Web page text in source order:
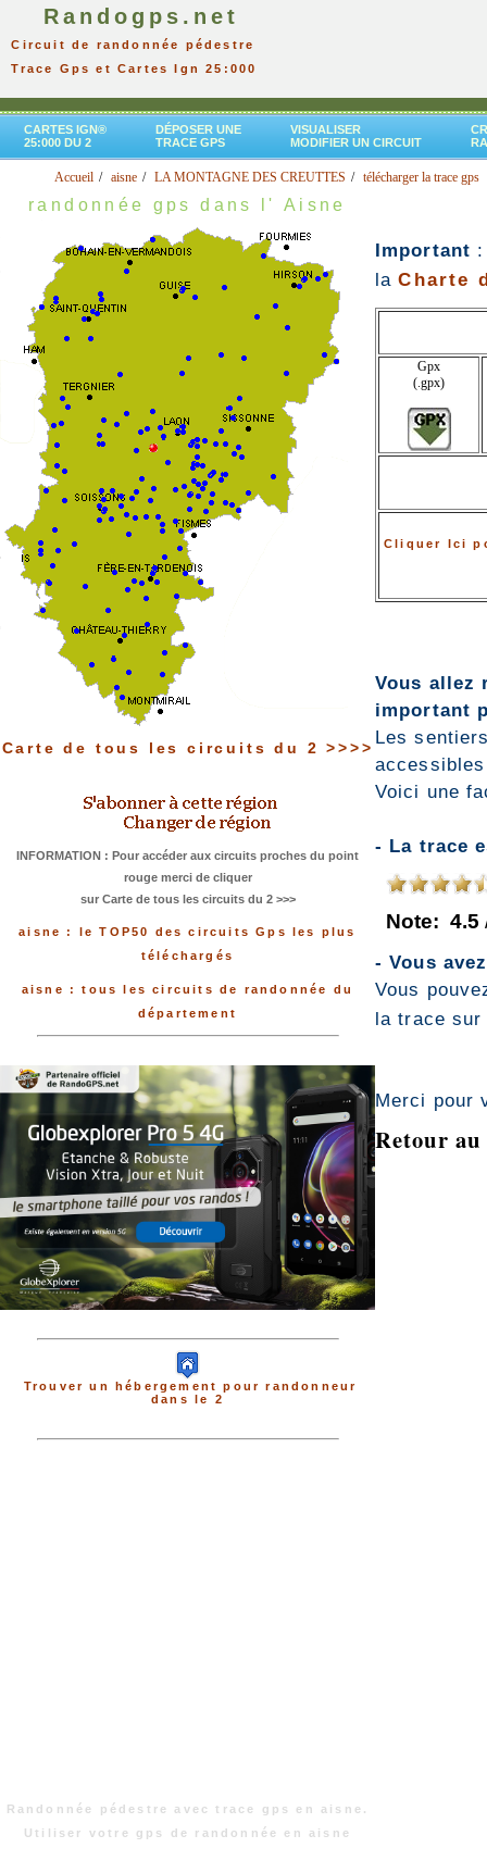
Randogps.net
Circuit de randonnée pédestre
Trace Gps et Cartes Ign 25:000
CARTES IGN®
25:000 DU 2
DÉPOSER UNE
TRACE GPS
VISUALISER
MODIFIER UN CIRCUIT
Accueil aisne LA MONTAGNE DES CREUTTES télécharger la trace gps
randonnée gps dans l' Aisne
Carte de tous les circuits du 2 >>>>
INFORMATION : Pour accéder aux circuits proches du point
rouge merci de cliquer
sur Carte de tous les circuits du 2 >>>
aisne : le TOP50 des circuits Gps les plus
téléchargés
aisne : tous les circuits de randonnée du
département
Trouver un hébergement pour randonneur
dans le 2
Randonnée pédestre avec trace gps en aisne.
Utiliser votre gps de randonnée en aisne
Important
laCharte
Gpx
(.gpx)
Cliquer Ici
Vous allez
important
Les
Voici une
- La trace
Note: 4.5
- Vous
Vous
la trace
Merci pour
Retour